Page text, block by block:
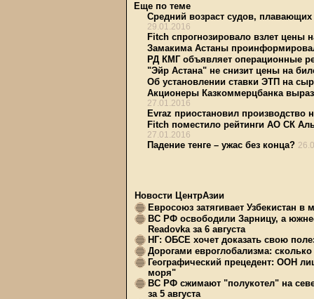
Еще по теме
Средний возраст судов,
29.01.2016
Fitch спрогнозировало взлет цены
Замакима Астаны
РД КМГ объявляет операционные
"Эйр Астана" не снизит цены на
Об установлении ставки ЭТП на
Акционеры Казкоммерцбанка
27.01.2016
Evraz приостановил производство
Fitch поместило рейтинги АО СК
27.01.2016
Падение тенге – ужас без конца?
Новости ЦентрАзии
Евросоюз затягивает Узбекистан
ВС РФ освободили Зарницу, а
Readovka за 6 августа
НГ: ОБСЕ хочет доказать свою
Дорогами евроглобализма:
Географический прецедент: ООН
моря"
ВС РФ сжимают "полукотел" на
за 5 августа